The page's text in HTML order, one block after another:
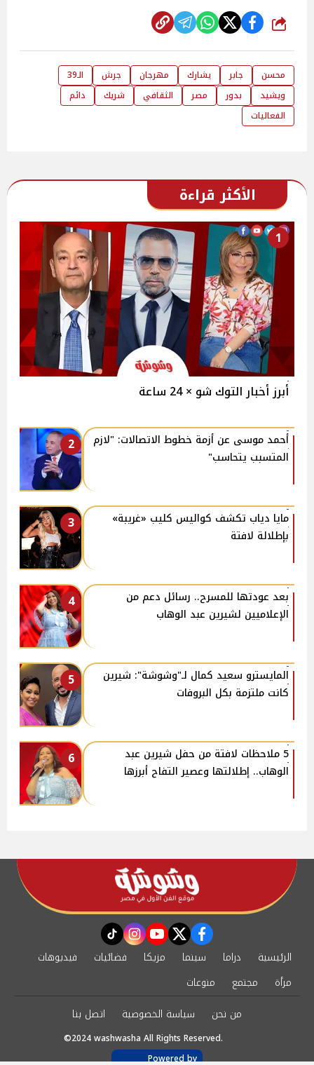
شارك
محسن جابر يشارك مهرجان جرش
الـ39
ويشيد
بدور مصر الثقافي شريك
دائم
الفعاليات
الأكثر قراءة
1
أبرز أخبار التوك شو × 24 ساعة
2
أحمد موسى عن أزمة خطوط الاتصالات: "لازم
المتسبب يتحاسب"
3
مايا دياب تكشف كواليس كليب «غريبة»
بإطلالة لافتة
4
بعد عودتها للمسرح.. رسائل دعم من
الإعلاميين لشيرين عبد الوهاب
5
المايسترو سعيد كمال لـ"وشوشة": شيرين
كانت ملتزمة بكل البروفات
6
5 ملاحظات لافتة من حفل شيرين عبد
الوهاب.. إطلالتها وعصير التفاح أبرزها
facebook
twitter
youtube
instagram
tiktok
الرئيسية دراما سينما مزيكا فضائيات
فيديوهات
مرأة
مجتمع
منوعات
من نحن
سياسة الخصوصية اتصل بنا
©2024 washwasha All Rights Reserved.
Powered by